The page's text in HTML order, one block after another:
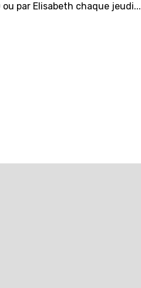
par Elisabeth chaque jeudi...